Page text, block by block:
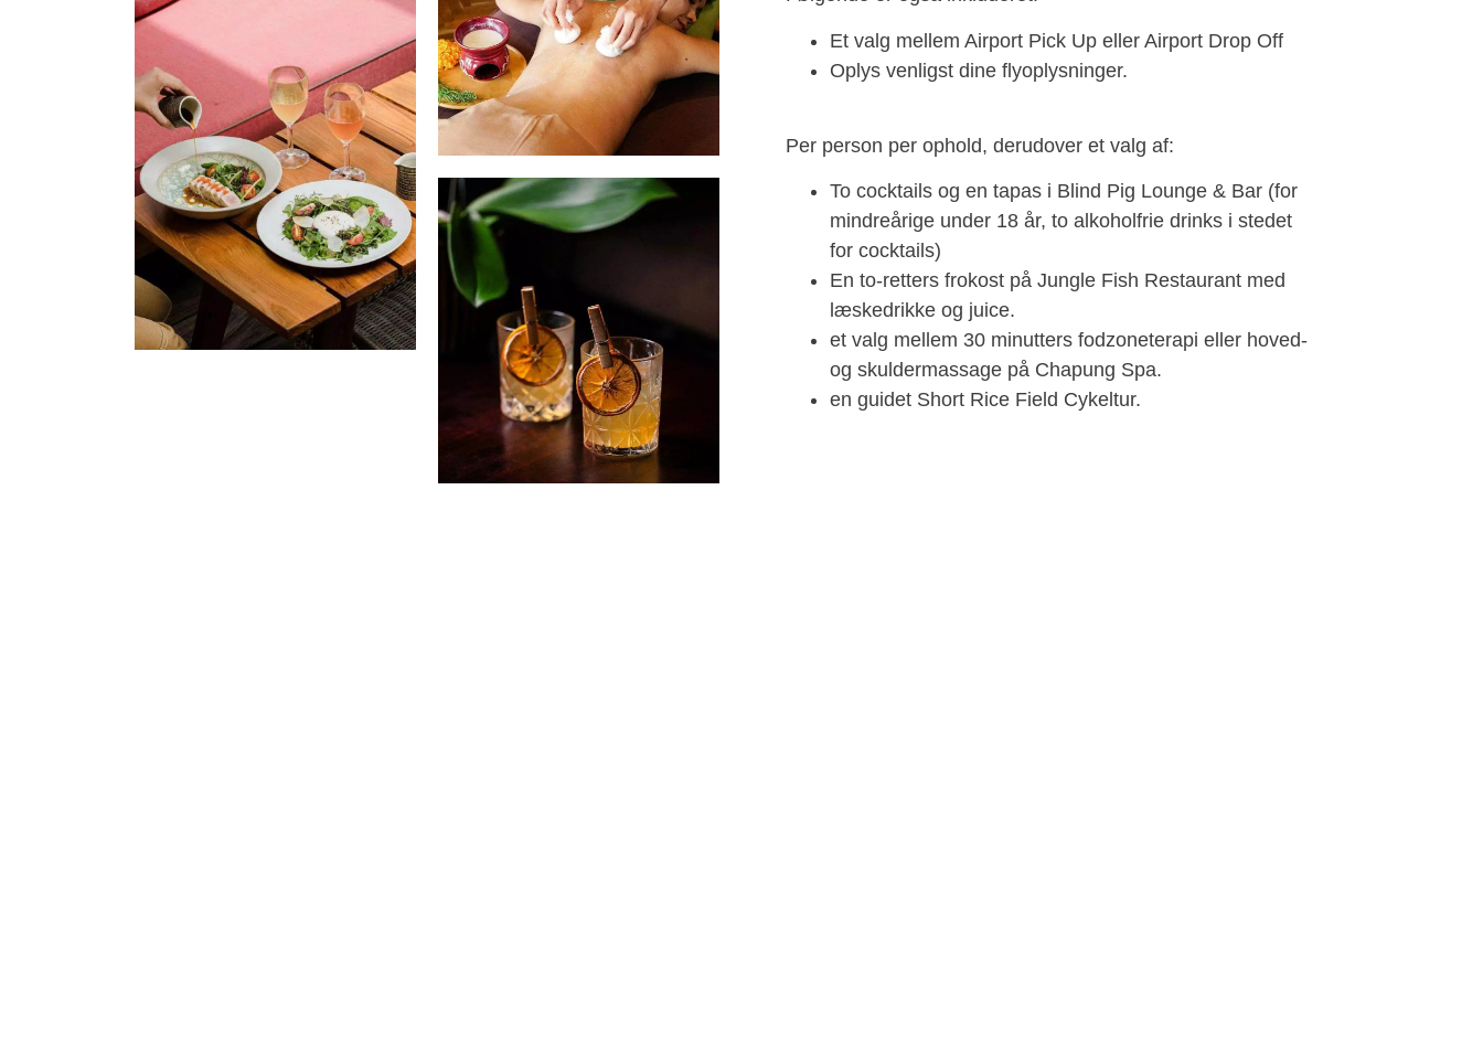
Et valg mellem Airport Pick Up eller Airport Drop Off
Oplys venligst dine flyoplysninger.
Per person per ophold, derudover et valg af:
To cocktails og en tapas i Blind Pig Lounge & Bar (for
mindreårige under 18 år, to alkoholfrie drinks i stedet
for cocktails)
En to-retters frokost på Jungle Fish Restaurant med
læskedrikke og juice.
et valg mellem 30 minutters fodzoneterapi eller hoved-
og skuldermassage på Chapung Spa.
en guidet Short Rice Field Cykeltur.